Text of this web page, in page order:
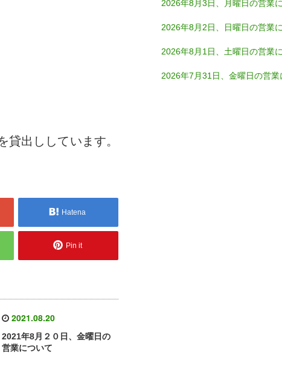
出ししています。
Hatena
Pin it
2021.08.20
2021年8月２０日、金曜日の
営業について
2026年8月3日、月曜日の営業
2026年8月2日、日曜日の営業
2026年8月1日、土曜日の営業
2026年7月31日、金曜日の営業